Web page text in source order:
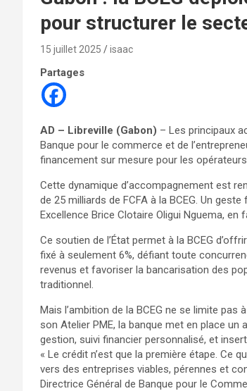
pour structurer le
15 juillet 2025 isaac
Partages
AD – Libreville (Gabon) – Les principaux
Banque pour le commerce et de
financement sur mesure pour les
Cette dynamique d’accompagnement est
de 25 milliards de FCFA à la BCEG. Un
Excellence Brice Clotaire Oligui Nguema, en
Ce soutien de l’État permet à la BCEG
fixé à seulement 6%, défiant toute
revenus et favoriser la bancarisation des
traditionnel.
Mais l’ambition de la BCEG ne se limite
son Atelier PME, la banque met en place
gestion, suivi financier personnalisé, et
« Le crédit n’est que la première étape. Ce
vers des entreprises viables, pérennes et
Directrice Général de Banque pour le